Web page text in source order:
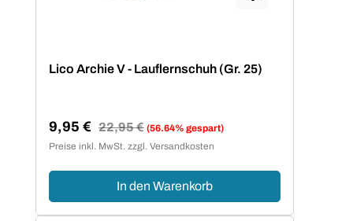
Lico Archie V - Lauflernschuh (Gr. 25)
Verkaufspreis:
9,95 € Regulärer Preis:
22,95 € (56.64% gespart)
Preise inkl. MwSt. zzgl. Versandkosten
In den Warenkorb